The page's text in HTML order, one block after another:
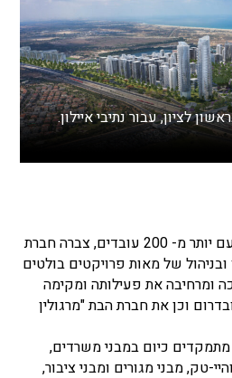
מתחם ה-1000 בראשון לציון, עבור נתיבי איילון.
במשך 52 שנות פעילותה, עם יותר מ- 200 עובדים, צברה חברת
ובניהול של מאות פרויקטים בולטים
ומרחיבה את פעילותה ומקימה
וכן את חברת הבת "מרגולין
כיום במבני משרדים,
טק, מבני מגורים ומבני ציבור,